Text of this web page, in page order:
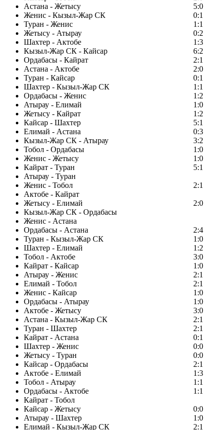
Астана - Жетысу
5:0
Женис - Кызыл-Жар СК
0:1
Туран - Женис
1:1
Жетысу - Атырау
0:2
Шахтер - Актобе
1:3
Кызыл-Жар СК - Кайсар
6:2
Ордабасы - Кайрат
2:1
Астана - Актобе
2:0
Туран - Кайсар
0:1
Шахтер - Кызыл-Жар СК
1:1
Ордабасы - Женис
1:2
Атырау - Елимай
1:0
Жетысу - Кайрат
1:2
Кайсар - Шахтер
5:1
Елимай - Астана
0:3
Кызыл-Жар СК - Атырау
3:2
Тобол - Ордабасы
1:0
Женис - Жетысу
1:0
Кайрат - Туран
5:1
Атырау - Туран
Женис - Тобол
2:1
Актобе - Кайрат
Жетысу - Елимай
2:0
Кызыл-Жар СК - Ордабасы
Женис - Астана
Ордабасы - Астана
2:4
Туран - Кызыл-Жар СК
1:0
Шахтер - Елимай
1:2
Тобол - Актобе
3:0
Кайрат - Кайсар
1:0
Атырау - Женис
2:1
Елимай - Тобол
2:1
Женис - Кайсар
1:0
Ордабасы - Атырау
1:0
Актобе - Жетысу
3:0
Астана - Кызыл-Жар СК
2:1
Туран - Шахтер
2:1
Кайрат - Астана
0:1
Шахтер - Женис
0:0
Жетысу - Туран
0:0
Кайсар - Ордабасы
2:1
Актобе - Елимай
1:3
Тобол - Атырау
1:1
Ордабасы - Актобе
1:1
Кайрат - Тобол
Кайсар - Жетысу
0:0
Атырау - Шахтер
1:0
Елимай - Кызыл-Жар СК
2:1